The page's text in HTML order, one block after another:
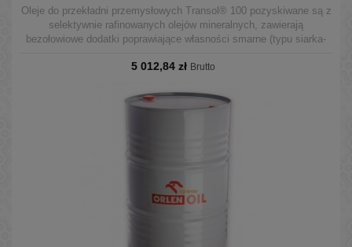
Oleje do przekładni przemysłowych Transol® 100 pozyskiwane są z
selektywnie rafinowanych olejów mineralnych, zawierają
bezołowiowe dodatki poprawiające własności smarne (typu siarka-
podwyższającym odporność na utlenianie, przeciwpiennym,
5 012,84 zł Brutto